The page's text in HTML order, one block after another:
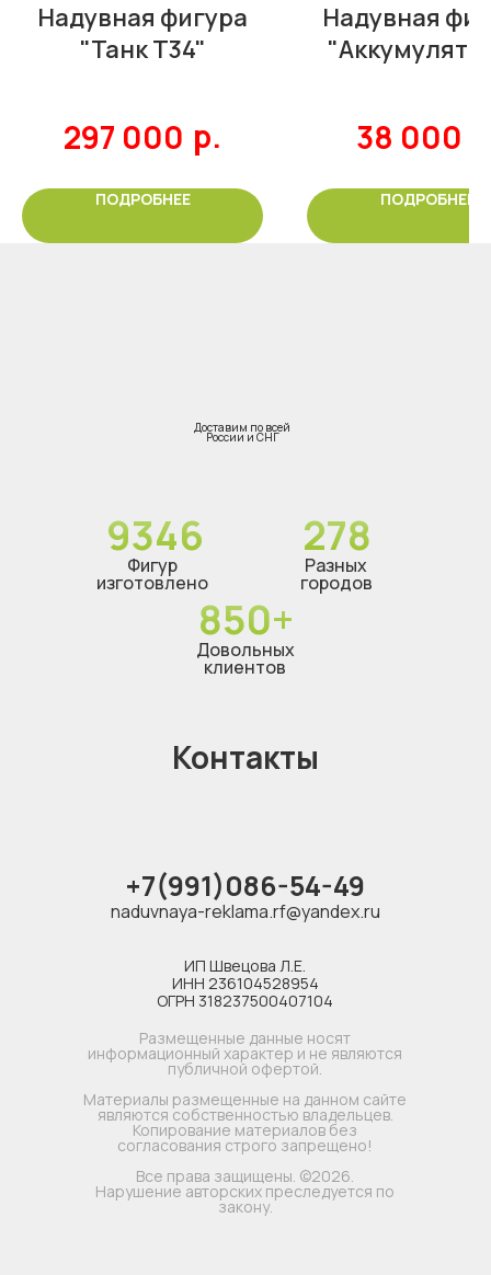
Надувная фигура
"Танк Т34"
297 000 р.
ПОДРОБНЕЕ
Надувная
38 000
ПОДРОБНЕЕ
850+
9346
Контакты
Доставим по всей
России и СНГ
Размещенные данные носят
информационный характер и не являются
публичной офертой.
Материалы размещенные на данном сайте
являются собственностью владельцев.
Копирование материалов без
согласования строго запрещено!
Все права защищены. ©2026.
Нарушение авторских преследуется по
закону.
Довольных
клиентов
278
Разных
городов
Фигур
изготовлено
ИП Швецова Л.Е.
ИНН 236104528954
ОГРН 318237500407104
+7(991)086-54-49
naduvnaya-reklama.rf@yandex.ru